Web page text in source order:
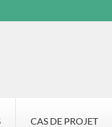
CAS DE PROJET